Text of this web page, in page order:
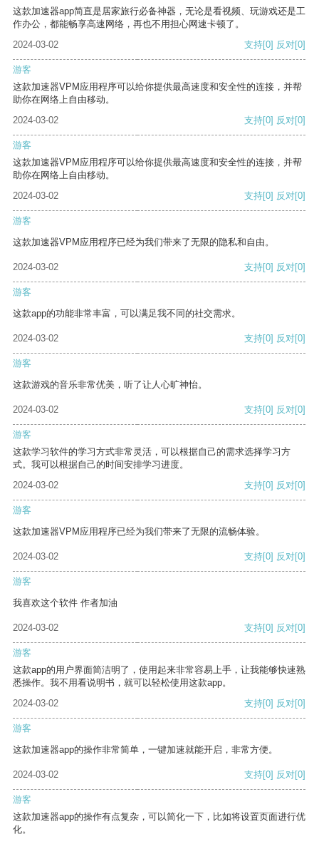
这款加速器app简直是居家旅行必备神器，无论是看视频、玩游戏还是工
作办公，都能畅享高速网络，再也不用担心网速卡顿了。
2024-03-02
支持[0] 反对[0]
游客
这款加速器VPM应用程序可以给你提供最高速度和安全性的连接，并帮
助你在网络上自由移动。
2024-03-02
支持[0] 反对[0]
游客
这款加速器VPM应用程序可以给你提供最高速度和安全性的连接，并帮
助你在网络上自由移动。
2024-03-02
支持[0] 反对[0]
游客
这款加速器VPM应用程序已经为我们带来了无限的隐私和自由。
2024-03-02 支持[0] 反对[0]
游客
这款app的功能非常丰富，可以满足我不同的社交需求。
2024-03-02 支持[0] 反对[0]
游客
这款游戏的音乐非常优美，听了让人心旷神怡。
2024-03-02 支持[0] 反对[0]
游客
这款学习软件的学习方式非常灵活，可以根据自己的需求选择学习方
式。我可以根据自己的时间安排学习进度。
2024-03-02
支持[0] 反对[0]
游客
这款加速器VPM应用程序已经为我们带来了无限的流畅体验。
2024-03-02 支持[0] 反对[0]
游客
我喜欢这个软件 作者加油
2024-03-02 支持[0] 反对[0]
游客
这款app的用户界面简洁明了，使用起来非常容易上手，让我能够快速熟
悉操作。我不用看说明书，就可以轻松使用这款app。
2024-03-02
支持[0] 反对[0]
游客
这款加速器app的操作非常简单，一键加速就能开启，非常方便。
2024-03-02 支持[0] 反对[0]
游客
这款加速器app的操作有点复杂，可以简化一下，比如将设置页面进行优
化。